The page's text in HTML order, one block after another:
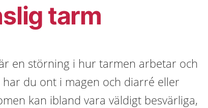
tarm
en störning i hur tarmen arbetar och
har du ont i magen och diarré eller
kan ibland vara väldigt besvärliga,